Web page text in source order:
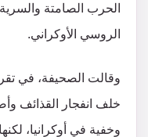
الحرب الصامتة
الروسي الأوكراني.
خلف انفجار القذائف
وخفية في أوكرانيا،